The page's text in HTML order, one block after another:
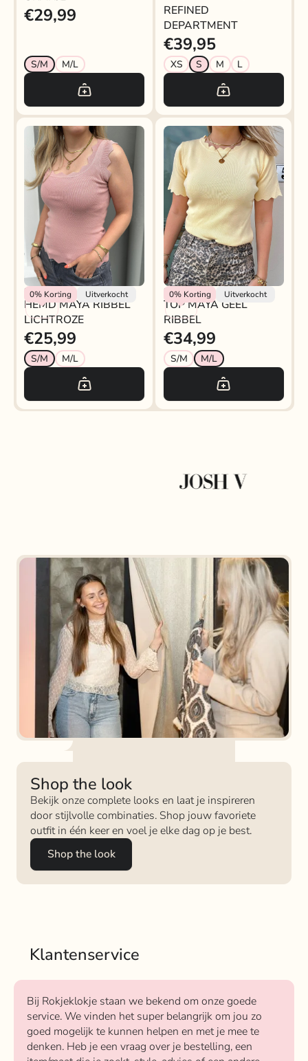
€29,99
S/M M/L
REFINED
DEPARTMENT
€39,95
XS S M L
0% Korting Uitverkocht
Rokjeklokje
HEMD MAYA RIBBEL
LICHTROZE
€25,99
S/M M/L
0%Korting Uitverkocht
Rokjeklokje
TOP MAYA GEEL
RIBBEL
€34,99
S/M M/L
Shop the look
Bekijk onze complete looks en laat je inspireren
door stijlvolle combinaties. Shop jouw favoriete
outfit in één keer en voel je elke dag op je best.
Shop the look
Klantenservice
Bij Rokjeklokje staan we bekend om onze goede
service. We vinden het super belangrijk om jou zo
goed mogelijk te kunnen helpen en met je mee te
denken. Heb je een vraag over je bestelling, een